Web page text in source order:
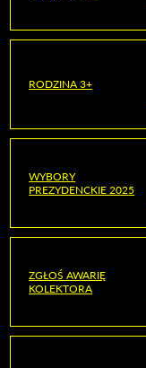
RODZINA 3+
WYBORY
PREZYDENCKIE 2025
ZGŁOŚ AWARIĘ
KOLEKTORA